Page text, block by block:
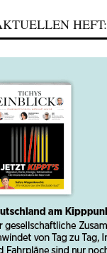
HEFT: